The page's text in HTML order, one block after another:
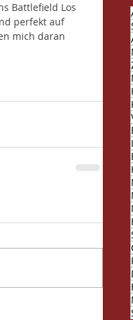
Battlefield Los
perfekt auf
mich daran